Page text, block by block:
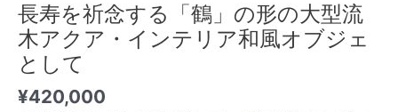
長寿を祈念する「鶴」の形の大型流
木アクア・インテリア和風オブジェ
として
¥420,000